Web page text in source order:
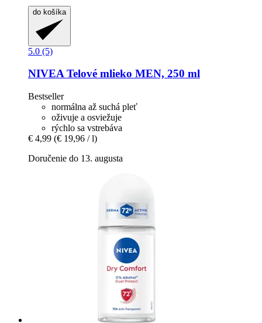
do košíka
5.0 (5)
NIVEATelové mlieko MEN, 250 ml
Bestseller
normálna až suchá pleť
oživuje a osviežuje
rýchlo sa vstrebáva
€ 4,99 (€ 19,96 / l)
Doručenie do 13. augusta